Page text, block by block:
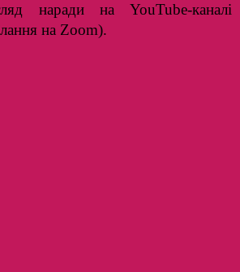
наради на YouTube-каналі
на Zoom).